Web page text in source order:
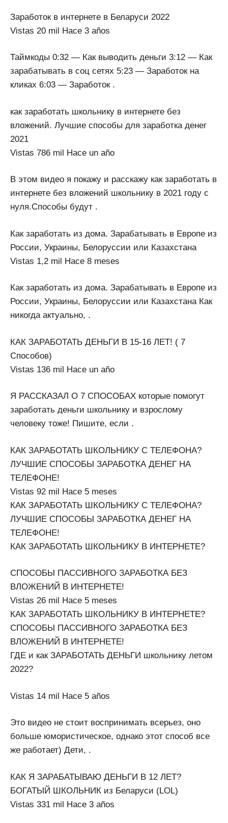
Заработок в интернете в Беларуси 2022
Vistas 20 mil Hace 3 años
Таймкоды 0:32 — Как выводить деньги 3:12 — Как
зарабатывать в соц сетях 5:23 — Заработок на
кликах 6:03 — Заработок .
как заработать школьнику в интернете без
вложений. Лучшие способы для заработка денег
2021
Vistas 786 mil Hace un año
В этом видео я покажу и расскажу как заработать в
интернете без вложений школьнику в 2021 году с
нуля.Способы будут .
Как заработать из дома. Зарабатывать в Европе из
России, Украины, Белоруссии или Казахстана
Vistas 1,2 mil Hace 8 meses
Как заработать из дома. Зарабатывать в Европе из
России, Украины, Белоруссии или Казахстана Как
никогда актуально, .
КАК ЗАРАБОТАТЬ ДЕНЬГИ В 15-16 ЛЕТ! ( 7
Способов)
Vistas 136 mil Hace un año
Я РАССКАЗАЛ О 7 СПОСОБАХ которые помогут
заработать деньги школьнику и взрослому
человеку тоже! Пишите, если .
КАК ЗАРАБОТАТЬ ШКОЛЬНИКУ С ТЕЛЕФОНА?
ЛУЧШИЕ СПОСОБЫ ЗАРАБОТКА ДЕНЕГ НА
ТЕЛЕФОНЕ!
Vistas 92 mil Hace 5 meses
КАК ЗАРАБОТАТЬ ШКОЛЬНИКУ С ТЕЛЕФОНА?
ЛУЧШИЕ СПОСОБЫ ЗАРАБОТКА ДЕНЕГ НА
ТЕЛЕФОНЕ!
КАК ЗАРАБОТАТЬ ШКОЛЬНИКУ В ИНТЕРНЕТЕ?
СПОСОБЫ ПАССИВНОГО ЗАРАБОТКА БЕЗ
ВЛОЖЕНИЙ В ИНТЕРНЕТЕ!
Vistas 26 mil Hace 5 meses
КАК ЗАРАБОТАТЬ ШКОЛЬНИКУ В ИНТЕРНЕТЕ?
СПОСОБЫ ПАССИВНОГО ЗАРАБОТКА БЕЗ
ВЛОЖЕНИЙ В ИНТЕРНЕТЕ!
ГДЕ и как ЗАРАБОТАТЬ ДЕНЬГИ школьнику летом
2022?
Vistas 14 mil Hace 5 años
Это видео не стоит воспринимать всерьез, оно
больше юмористическое, однако этот способ все
же работает) Дети, .
КАК Я ЗАРАБАТЫВАЮ ДЕНЬГИ В 12 ЛЕТ?
БОГАТЫЙ ШКОЛЬНИК из Беларуси (LOL)
Vistas 331 mil Hace 3 años